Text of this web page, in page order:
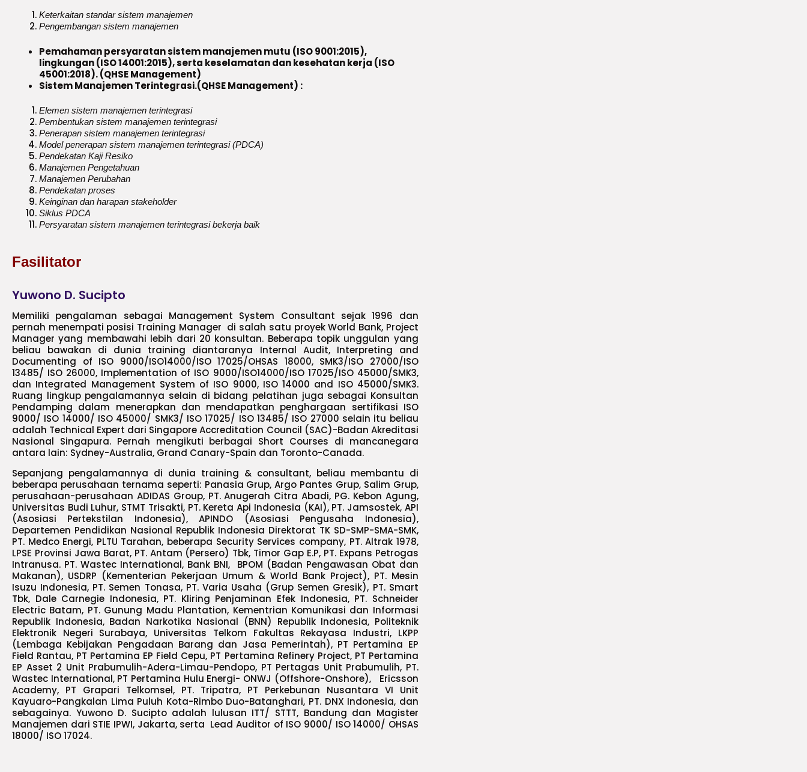
Keterkaitan standar sistem manajemen
Pengembangan sistem manajemen
Pemahaman persyaratan sistem manajemen mutu (ISO 9001:2015),
lingkungan (ISO 14001:2015), serta keselamatan dan kesehatan kerja (ISO
45001:2018). (QHSE Management)
Sistem Manajemen Terintegrasi.(QHSE Management) :
Elemen sistem manajemen terintegrasi
Pembentukan sistem manajemen terintegrasi
Penerapan sistem manajemen terintegrasi
Model penerapan sistem manajemen terintegrasi (PDCA)
Pendekatan Kaji Resiko
Manajemen Pengetahuan
Manajemen Perubahan
Pendekatan proses
Keinginan dan harapan stakeholder
Siklus PDCA
Persyaratan sistem manajemen terintegrasi bekerja baik
Fasilitator
Yuwono D. Sucipto
Memiliki pengalaman sebagai Management System Consultant sejak 1996 dan
pernah menempati posisi Training Manager di salah satu proyek World Bank, Project
Manager yang membawahi lebih dari 20 konsultan. Beberapa topik unggulan yang
beliau bawakan di dunia training diantaranya Internal Audit, Interpreting and
Documenting of ISO 9000/ISO14000/ISO 17025/OHSAS 18000, SMK3/ISO 27000/ISO
13485/ ISO 26000, Implementation of ISO 9000/ISO14000/ISO 17025/ISO 45000/SMK3,
dan Integrated Management System of ISO 9000, ISO 14000 and ISO 45000/SMK3.
Ruang lingkup pengalamannya selain di bidang pelatihan juga sebagai Konsultan
Pendamping dalam menerapkan dan mendapatkan penghargaan sertifikasi ISO
9000/ ISO 14000/ ISO 45000/ SMK3/ ISO 17025/ ISO 13485/ ISO 27000 selain itu beliau
adalah Technical Expert dari Singapore Accreditation Council (SAC)-Badan Akreditasi
Nasional Singapura. Pernah mengikuti berbagai Short Courses di mancanegara
antara lain: Sydney-Australia, Grand Canary-Spain dan Toronto-Canada.
Sepanjang pengalamannya di dunia training & consultant, beliau membantu di
beberapa perusahaan ternama seperti: Panasia Grup, Argo Pantes Grup, Salim Grup,
perusahaan-perusahaan ADIDAS Group, PT. Anugerah Citra Abadi, PG. Kebon Agung,
Universitas Budi Luhur, STMT Trisakti, PT. Kereta Api Indonesia (KAI), PT. Jamsostek, API
(Asosiasi Pertekstilan Indonesia), APINDO (Asosiasi Pengusaha Indonesia),
Departemen Pendidikan Nasional Republik Indonesia Direktorat TK SD-SMP-SMA-SMK,
PT. Medco Energi, PLTU Tarahan, beberapa Security Services company, PT. Altrak 1978,
LPSE Provinsi Jawa Barat, PT. Antam (Persero) Tbk, Timor Gap E.P, PT. Expans Petrogas
Intranusa. PT. Wastec International, Bank BNI, BPOM (Badan Pengawasan Obat dan
Makanan), USDRP (Kementerian Pekerjaan Umum & World Bank Project), PT. Mesin
Isuzu Indonesia, PT. Semen Tonasa, PT. Varia Usaha (Grup Semen Gresik), PT. Smart
Tbk, Dale Carnegie Indonesia, PT. Kliring Penjaminan Efek Indonesia, PT. Schneider
Electric Batam, PT. Gunung Madu Plantation, Kementrian Komunikasi dan Informasi
Republik Indonesia, Badan Narkotika Nasional (BNN) Republik Indonesia, Politeknik
Elektronik Negeri Surabaya, Universitas Telkom Fakultas Rekayasa Industri, LKPP
(Lembaga Kebijakan Pengadaan Barang dan Jasa Pemerintah), PT Pertamina EP
Field Rantau, PT Pertamina EP Field Cepu, PT Pertamina Refinery Project, PT Pertamina
EP Asset 2 Unit Prabumulih-Adera-Limau-Pendopo, PT Pertagas Unit Prabumulih, PT.
Wastec International, PT Pertamina Hulu Energi- ONWJ (Offshore-Onshore), Ericsson
Academy, PT Grapari Telkomsel, PT. Tripatra, PT Perkebunan Nusantara VI Unit
Kayuaro-Pangkalan Lima Puluh Kota-Rimbo Duo-Batanghari, PT. DNX Indonesia, dan
sebagainya. Yuwono D. Sucipto adalah lulusan ITT/ STTT, Bandung dan Magister
Manajemen dari STIE IPWI, Jakarta, serta Lead Auditor of ISO 9000/ ISO 14000/ OHSAS
18000/ ISO 17024.